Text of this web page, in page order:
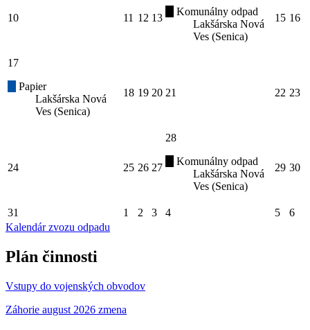
10 11 12 13
Komunálny odpad
Lakšárska Nová
Ves (Senica)
15 16
17
Papier
Lakšárska Nová
Ves (Senica)
18 19 20 21 22 23
24 25 26 27
28
Komunálny odpad
Lakšárska Nová
Ves (Senica)
29 30
31 1 2 3 4 5
6
Kalendár zvozu odpadu
Plán činnosti
Vstupy do vojenských obvodov
Záhorie august 2026 zmena